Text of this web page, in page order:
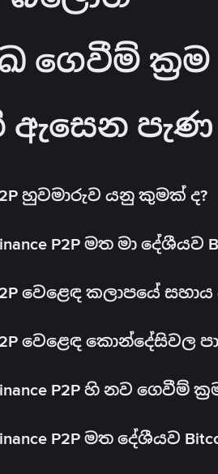
ගෙවීම් ක්‍රම
ඇසෙන පැණ
හුවමාරුව යනු කුමක් ද?
P2P මත මා
වෙළෙඳ කලාපයේ
වෙළෙඳ කොන්දේසිවල
P2P හි නව ගෙවීම්
P2P මත දේශීයව